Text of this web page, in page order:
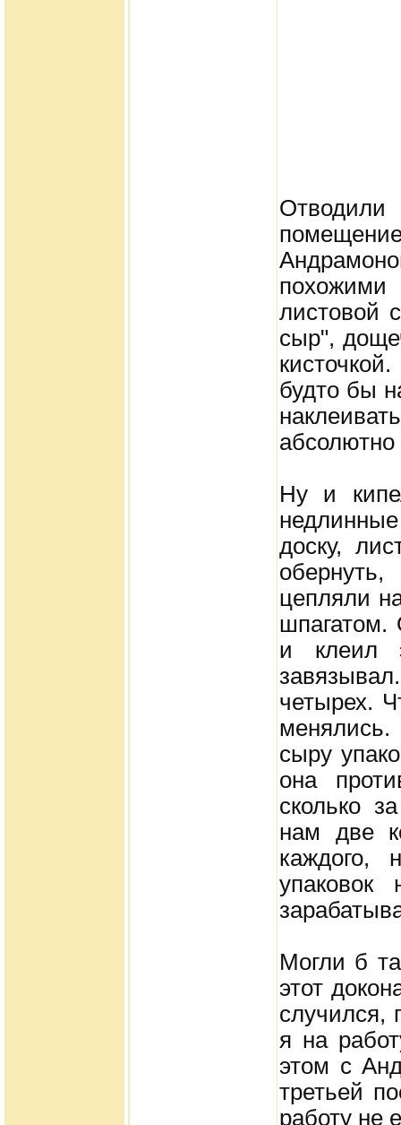
листовой
сыр",
будто бы
абсолютно
Ну и
доску,
цепляли
шпагатом.
и клеил
четырех.
сыру
она
сколько
нам две
каждого,
упаковок
Могли б
этот
случился,
я на
этом с
третьей
работу не